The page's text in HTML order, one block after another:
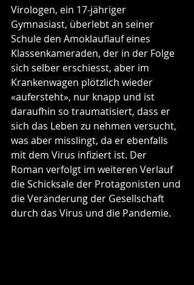
Virologen, ein 17-jähriger
Gymnasiast, überlebt an seiner
Schule den Amoklauflauf eines
Klassenkameraden, der in der Folge
sich selber erschiesst, aber im
Krankenwagen plötzlich wieder
«aufersteht», nur knapp und ist
daraufhin so traumatisiert, dass er
sich das Leben zu nehmen versucht,
was aber misslingt, da er ebenfalls
mit dem Virus infiziert ist. Der
Roman verfolgt im weiteren Verlauf
die Schicksale der Protagonisten und
die Veränderung der Gesellschaft
durch das Virus und die Pandemie.